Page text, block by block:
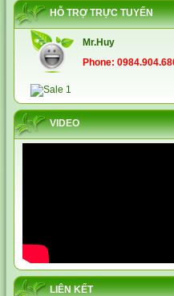
HỖ TRỢ TRỰC TUYẾN
Mr.Huy
Phone:
VIDEO
LIÊN KẾT